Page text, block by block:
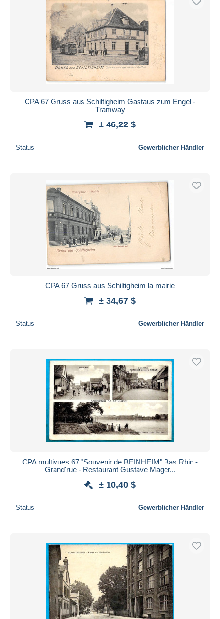
CPA 67 Gruss aus Schiltigheim Gastaus zum Engel -
Tramway
± 46,22 $
Status Gewerblicher Händler
CPA 67 Gruss aus Schiltigheim la mairie
± 34,67 $
Status Gewerblicher Händler
CPA multivues 67 "Souvenir de BEINHEIM" Bas Rhin -
Grand'rue - Restaurant Gustave Mager...
± 10,40 $
Status Gewerblicher Händler